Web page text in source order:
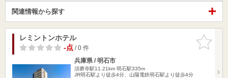
関連情報から探す
お気に入
りに追加
レミントンホテル
-点/ 0 件
兵庫県 / 明石市
須磨寺駅11.21km 明石駅335m
JR明石駅より徒歩4分、山陽電鉄明石駅より徒歩4分